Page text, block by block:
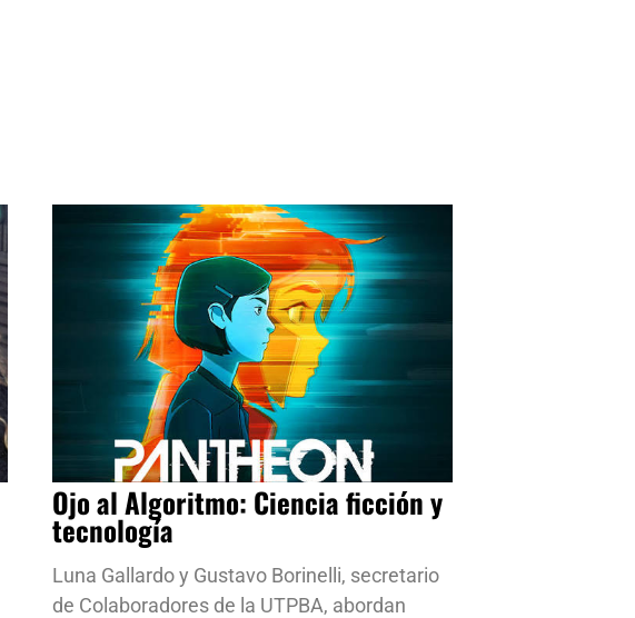
Ojo al Algoritmo: Ciencia ficción y
tecnología
Luna Gallardo y Gustavo Borinelli, secretario
de Colaboradores de la UTPBA, abordan